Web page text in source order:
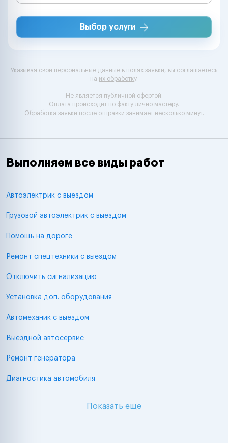
Выбор услуги
Указывая свои персональные данные в полях заявки, вы соглашаетесь
на их обработку.
Не является публичной офертой.
Оплата происходит по факту лично мастеру.
Обработка заявки после отправки занимает несколько минут.
Выполняем все виды работ
Автоэлектрик с выездом
Грузовой автоэлектрик с выездом
Помощь на дороге
Ремонт спецтехники с выездом
Отключить сигнализацию
Установка доп. оборудования
Автомеханик с выездом
Выездной автосервис
Ремонт генератора
Диагностика автомобиля
Показать еще